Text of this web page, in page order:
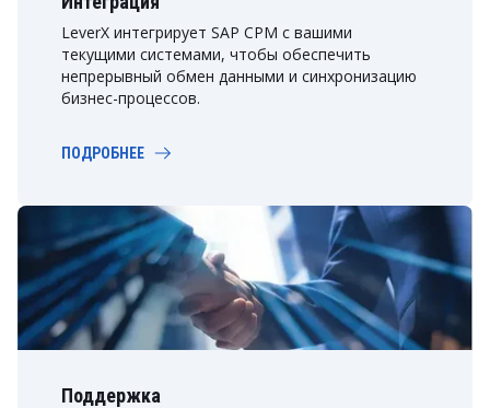
LeverX интегрирует SAP CPM с вашими
текущими системами, чтобы обеспечить
непрерывный обмен данными и синхронизацию
бизнес-процессов.
ПОДРОБНЕЕ
Поддержка